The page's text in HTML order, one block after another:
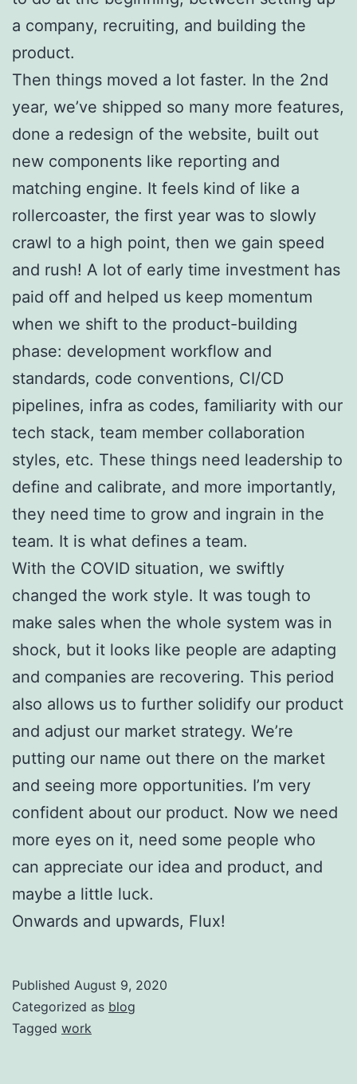
a company, recruiting, and building the
product.
Then things moved a lot faster. In the 2nd
year, we’ve shipped so many more features,
done a redesign of the website, built out
new components like reporting and
matching engine. It feels kind of like a
rollercoaster, the first year was to slowly
crawl to a high point, then we gain speed
and rush! A lot of early time investment has
paid off and helped us keep momentum
when we shift to the product-building
phase: development workflow and
standards, code conventions, CI/CD
pipelines, infra as codes, familiarity with our
tech stack, team member collaboration
styles, etc. These things need leadership to
define and calibrate, and more importantly,
they need time to grow and ingrain in the
team. It is what defines a team.
With the COVID situation, we swiftly
changed the work style. It was tough to
make sales when the whole system was in
shock, but it looks like people are adapting
and companies are recovering. This period
also allows us to further solidify our product
and adjust our market strategy. We’re
putting our name out there on the market
and seeing more opportunities. I’m very
confident about our product. Now we need
more eyes on it, need some people who
can appreciate our idea and product, and
maybe a little luck.
Onwards and upwards, Flux!
Published August 9, 2020
Categorized as blog
Tagged work